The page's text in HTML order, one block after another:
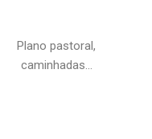
Plano pastoral,
caminhadas…